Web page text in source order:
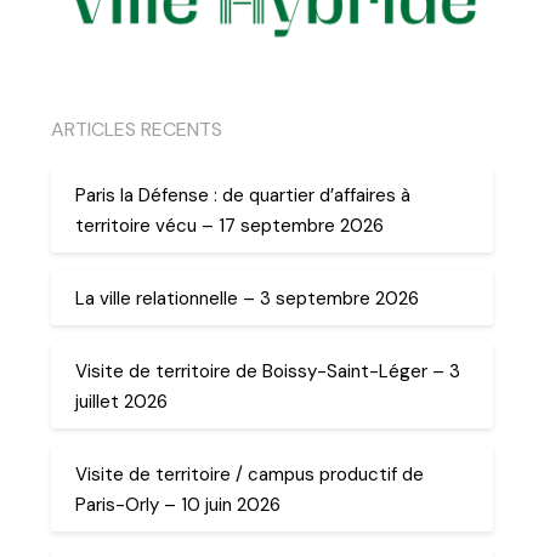
ARTICLES RECENTS
Paris la Défense : de quartier d’affaires à
territoire vécu – 17 septembre 2026
La ville relationnelle – 3 septembre 2026
Visite de territoire de Boissy-Saint-Léger – 3
juillet 2026
Visite de territoire / campus productif de
Paris-Orly – 10 juin 2026